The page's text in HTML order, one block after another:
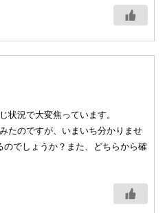
状況で大変焦っています。
たのですが、いまいち分かりませ
でしょうか？また、どちらから確